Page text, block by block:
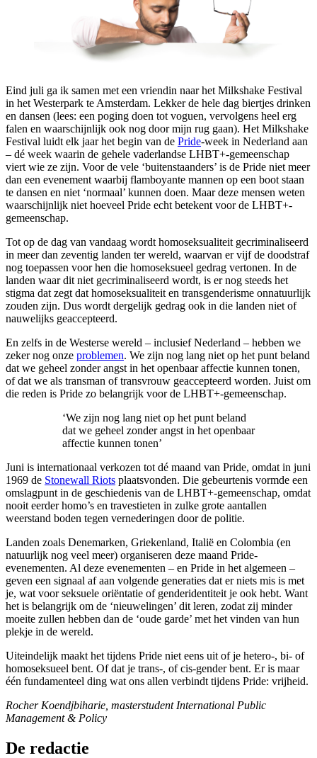
Eind juli ga ik samen met een vriendin naar het Milkshake Festival
in het Westerpark te Amsterdam. Lekker de hele dag biertjes drinken
en dansen (lees: een poging doen tot voguen, vervolgens heel erg
falen en waarschijnlijk ook nog door mijn rug gaan). Het Milkshake
Festival luidt elk jaar het begin van de Pride-week in Nederland aan
– dé week waarin de gehele vaderlandse LHBT+-gemeenschap
viert wie ze zijn. Voor de vele ‘buitenstaanders’ is de Pride niet meer
dan een evenement waarbij flamboyante mannen op een boot staan
te dansen en niet ‘normaal’ kunnen doen. Maar deze mensen weten
waarschijnlijk niet hoeveel Pride echt betekent voor de LHBT+-
gemeenschap.
Tot op de dag van vandaag wordt homoseksualiteit gecriminaliseerd
in meer dan zeventig landen ter wereld, waarvan er vijf de doodstraf
nog toepassen voor hen die homoseksueel gedrag vertonen. In de
landen waar dit niet gecriminaliseerd wordt, is er nog steeds het
stigma dat zegt dat homoseksualiteit en transgenderisme onnatuurlijk
zouden zijn. Dus wordt dergelijk gedrag ook in die landen niet of
nauwelijks geaccepteerd.
En zelfs in de Westerse wereld – inclusief Nederland – hebben we
zeker nog onze problemen. We zijn nog lang niet op het punt beland
dat we geheel zonder angst in het openbaar affectie kunnen tonen,
of dat we als transman of transvrouw geaccepteerd worden. Juist om
die reden is Pride zo belangrijk voor de LHBT+-gemeenschap.
‘We zijn nog lang niet op het punt beland
dat we geheel zonder angst in het openbaar
affectie kunnen tonen’
Juni is internationaal verkozen tot dé maand van Pride, omdat in juni
1969 de Stonewall Riots plaatsvonden. Die gebeurtenis vormde een
omslagpunt in de geschiedenis van de LHBT+-gemeenschap, omdat
nooit eerder homo’s en travestieten in zulke grote aantallen
weerstand boden tegen vernederingen door de politie.
Landen zoals Denemarken, Griekenland, Italië en Colombia (en
natuurlijk nog veel meer) organiseren deze maand Pride-
evenementen. Al deze evenementen – en Pride in het algemeen –
geven een signaal af aan volgende generaties dat er niets mis is met
je, wat voor seksuele oriëntatie of genderidentiteit je ook hebt. Want
het is belangrijk om de ‘nieuwelingen’ dit leren, zodat zij minder
moeite zullen hebben dan de ‘oude garde’ met het vinden van hun
plekje in de wereld.
Uiteindelijk maakt het tijdens Pride niet eens uit of je hetero-, bi- of
homoseksueel bent. Of dat je trans-, of cis-gender bent. Er is maar
één fundamenteel ding wat ons allen verbindt tijdens Pride: vrijheid.
Rocher Koendjbiharie, masterstudent International Public
Management & Policy
De redactie